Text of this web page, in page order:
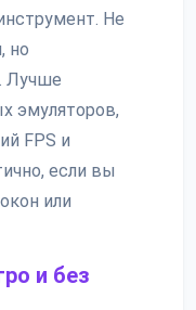
Не
но
Лучше
эмуляторов,
FPS и
если вы
или
и без